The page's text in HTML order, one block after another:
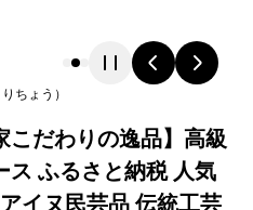
ちょう ）
こだわりの逸品】高級
ス ふるさと納税 人気
イヌ民芸品 伝統工芸